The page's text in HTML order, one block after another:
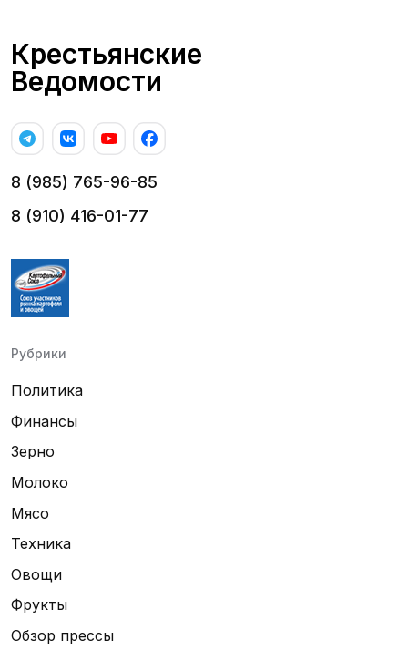
Крестьянские
Ведомости
8 (985) 765-96-85
8 (910) 416-01-77
Рубрики
Политика
Финансы
Зерно
Молоко
Мясо
Техника
Овощи
Фрукты
Обзор прессы